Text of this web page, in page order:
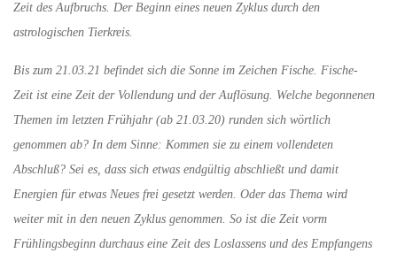
Zeit des Aufbruchs. Der Beginn eines neuen Zyklus durch den
astrologischen Tierkreis.
Bis zum 21.03.21 befindet sich die Sonne im Zeichen Fische. Fische-
Zeit ist eine Zeit der Vollendung und der Auflösung. Welche begonnenen
Themen im letzten Frühjahr (ab 21.03.20) runden sich wörtlich
genommen ab? In dem Sinne: Kommen sie zu einem vollendeten
Abschluß? Sei es, dass sich etwas endgültig abschließt und damit
Energien für etwas Neues frei gesetzt werden. Oder das Thema wird
weiter mit in den neuen Zyklus genommen. So ist die Zeit vorm
Frühlingsbeginn durchaus eine Zeit des Loslassens und des Empfangens